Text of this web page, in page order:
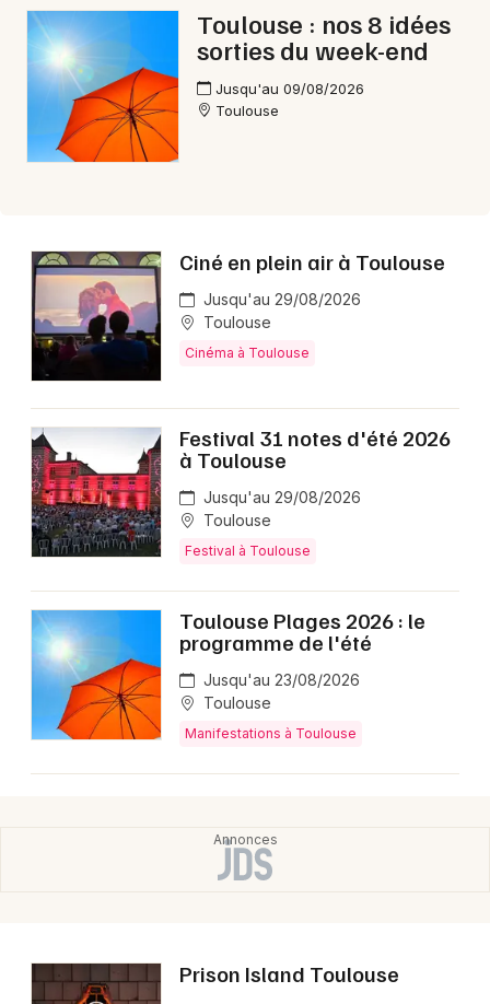
31 - Haute-Garonne
Choisir mes départements
Mon email
Toulouse : nos 8 idées
sorties du week-end
Jusqu'au 09/08/2026
Toulouse
Ciné en plein air à Toulouse
Jusqu'au 29/08/2026
Toulouse
Cinéma à Toulouse
Festival 31 notes d'été 2026
à Toulouse
Jusqu'au 29/08/2026
Toulouse
Festival à Toulouse
Toulouse Plages 2026 : le
programme de l'été
Jusqu'au 23/08/2026
Toulouse
Manifestations à Toulouse
Prison Island Toulouse